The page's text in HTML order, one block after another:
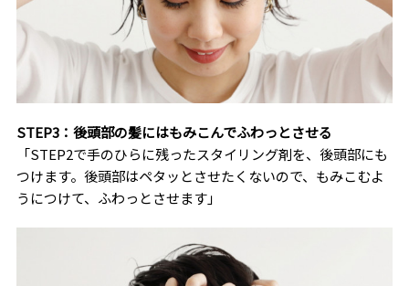
STEP3：後頭部の髪にはもみこんでふわっとさせる
「STEP2で手のひらに残ったスタイリング剤を、後頭部にも
つけます。後頭部はペタッとさせたくないので、もみこむよ
うにつけて、ふわっとさせます」